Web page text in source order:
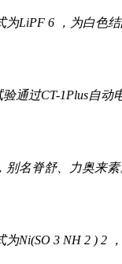
LiPF 6 ，为白色
通过CT-1Plus自
名脊舒、力奥来
Ni(SO 3 NH 2 )